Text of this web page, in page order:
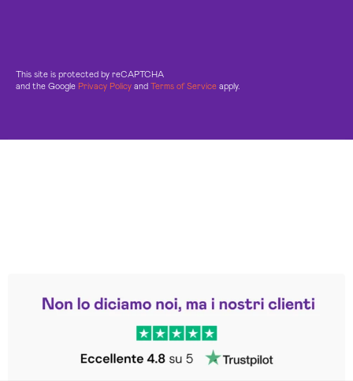
This site is protected by reCAPTCHA
and the Google Privacy Policy and Terms of Service apply.
Trustpilot